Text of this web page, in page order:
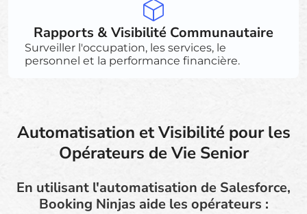
Rapports & Visibilité Communautaire
Surveiller l'occupation, les services, le
personnel et la performance financière.
Automatisation et Visibilité pour les
Opérateurs de Vie Senior
En utilisant l'automatisation de Salesforce,
Booking Ninjas aide les opérateurs :